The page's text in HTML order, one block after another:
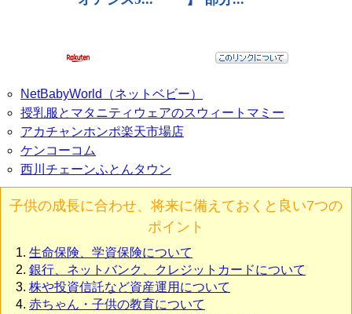
NetBabyWorld（ネットベビー）
授乳服とマタニティウェアのスウィートマミー
アカチャンホンポ楽天市場店
ケンコーコム
西川チェーンふとんタウン
子供の成長に合わせ、将来に備えておくと良い7つの
ポイント
生命保険、学資保険について
銀行、ネットバンク、クレジットカードについて
株や投資信託など資産運用について
赤ちゃん・子供の教育について